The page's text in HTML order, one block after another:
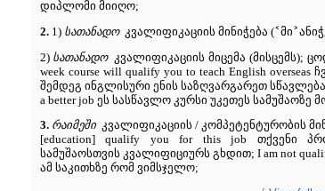
დიპლომი მიიღო;
2.1) სათანადო კვალიფიკაციის მინიჭება (˂მი˃
2) სათანადო
კვალიფიკაციის მიცემა (მისცემს);
week course will qualify you to teach English
შემდეგ ინგლისური ენის საზღვარგარეთ
a better job ეს სასწავლო კურსი უკეთეს სამუშაოზე
3. რაიმეში კვალიფიკაციის / კომპეტენტურობის
[education] qualify you for this job თქვენი
სამუშაოსთვის კვალიფიციურს გხდით; I am not
ამ საკითხზე რომ ვიმსჯელო;